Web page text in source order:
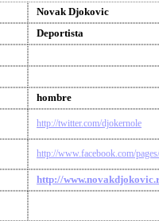
Novak Djokovic
Deportista
hombre
http://twitter.com/djokernole
http://www.facebook.com/
http://